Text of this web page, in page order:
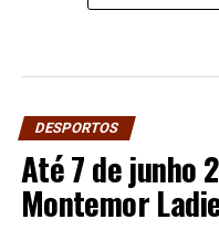
DESPORTOS
Até 7 de junho
Montemor